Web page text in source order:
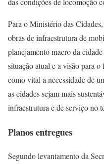
Para o Ministério das
obras de infraestrutura de
planejamento macro da
situação atual e a visão para
como vital a necessidade de
as cidades sejam mais
infraestrutura e de serviço no
Planos entregues
Segundo levantamento da